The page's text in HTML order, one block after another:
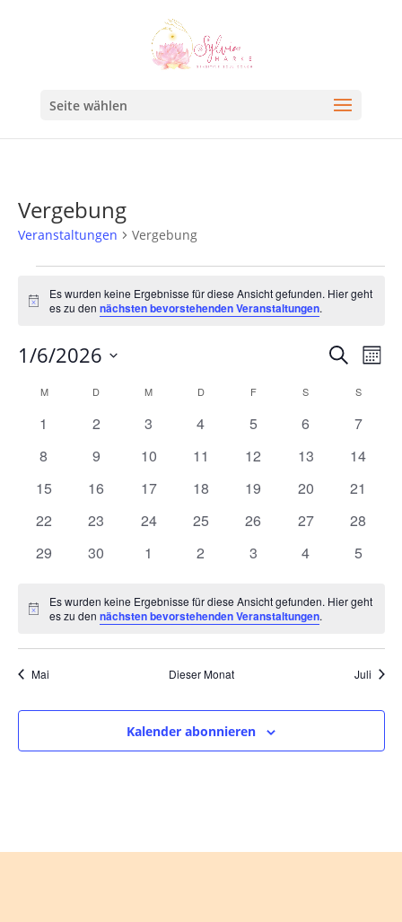
Seite wählen
Vergebung
Veranstaltungen Vergebung
Hinweis
Es wurden keine Ergebnisse für diese Ansicht gefunden. Hier geht
es zu dennächsten bevorstehenden Veranstaltungen.
Suche
und
Suche
1/6/2026
Kalender
von
Veranstaltungen
M D M D F S S
0
1
0
2
0
3
0
4
0
5
0
6
0
7
0
8
0
9
0
10
0
11
0
12
0
13
0
14
0
15
0
16
0
17
0
18
0
19
0
20
0
21
0
22
0
23
0
24
0
25
0
26
0
27
0
28
0
29
0
30
0
1
0
2
0
3
0
4
0
5
Hinweis
Es wurden keine Ergebnisse für diese Ansicht gefunden. Hier geht
es zu dennächsten bevorstehenden Veranstaltungen.
Mai Dieser Monat Juli
Kalender abonnieren